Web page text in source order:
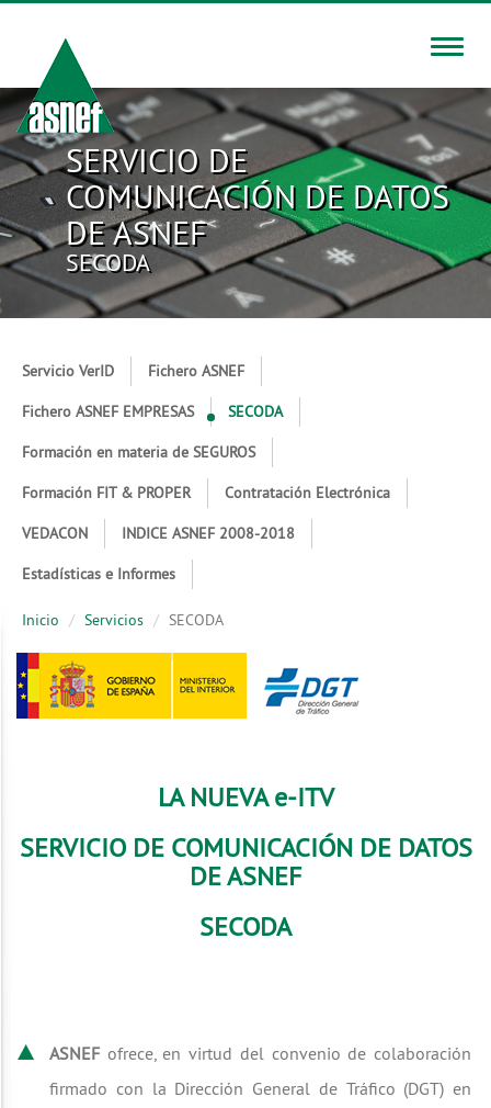
Toggle
SERVICIO DE
COMUNICACIÓN DE DATOS
DE ASNEF
SECODA
Servicio VerID Fichero ASNEF
Fichero ASNEF EMPRESAS SECODA
Formación en materia de SEGUROS
Formación FIT & PROPER Contratación Electrónica
VEDACON INDICE ASNEF 2008-2018
Estadísticas e Informes
Inicio Servicios SECODA
LA NUEVA e-ITV
SERVICIO DE COMUNICACIÓN DE DATOS
DE ASNEF
SECODA
ASNEF ofrece, en virtud del convenio de colaboración
firmado con la Dirección General de Tráfico (DGT) en